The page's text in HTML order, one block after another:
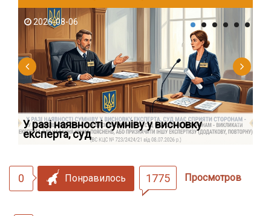
2026-08-06
У разі наявності сумніву у висновку
експерта, суд
0 Понравилось 1775 Просмотров